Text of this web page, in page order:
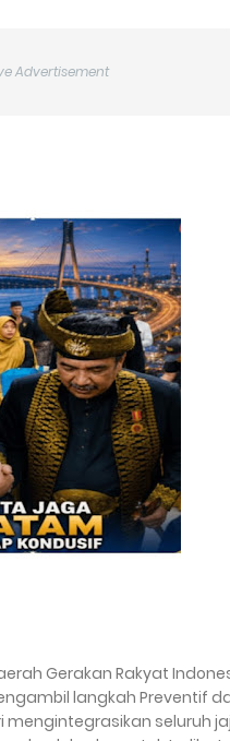
Advertisement
Gerakan Rakyat
langkah Preventif
mengintegrasikan seluruh